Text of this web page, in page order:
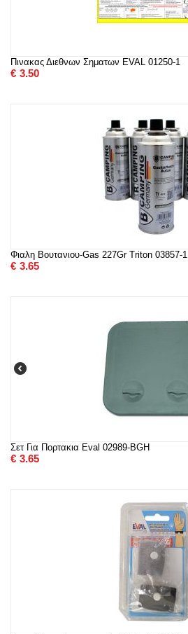
Πινακας Διεθνων Σηματων EVAL 01250-1
€ 3.50
Φιαλη Βουτανιου-Gas 227Gr Triton 03857-1
€ 3.65
Σετ Για Πορτακια Eval 02989-BGH
€ 3.65